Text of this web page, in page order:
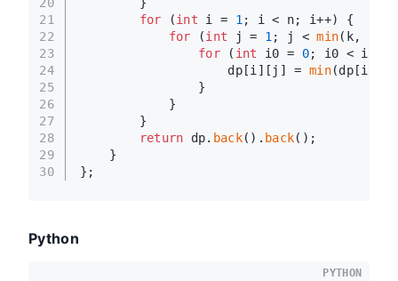
21
22
23
24
25
26
27
28
29
30
for (int i = 1 ; i < n; i++) {
for (int j = 1 ; j < min(k, i +
for ( int i0 = 0; i0 < i;
                    dp[i][j] =
min
                }
            }
        }
return dp. back(). back();
    }
};
Python
PYTHON